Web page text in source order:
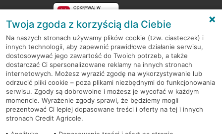
RODO
Regulamin serwisu
Mapa serwisu
PolitykaCookies
Twoja zgoda z korzyścią dla Ciebie
Na naszych stronach używamy plików cookie (tzw. ciasteczek) i
innych technologii, aby zapewnić prawidłowe działanie serwisu,
dostosowywać jego zawartość do Twoich potrzeb, a także
dostarczać Ci spersonalizowane reklamy na innych stronach
internetowych. Możesz wyrazić zgodę na wykorzystywanie lub
odrzucić pliki cookie – poza plikami niezbędnymi do funkcjonowania
serwisu. Zgody są dobrowolne i możesz je wycofać w każdym
momencie. Wyrażenie zgody sprawi, że będziemy mogli
prezentować Ci lepiej dopasowane treści i oferty na tej i innych
stronach Credit Agricole.